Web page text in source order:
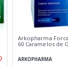
Arkopharma
60 Caramelos de
ARKOPHARMA